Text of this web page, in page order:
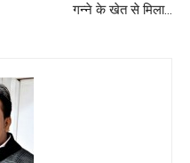
गन्ने के खेत से मिला…